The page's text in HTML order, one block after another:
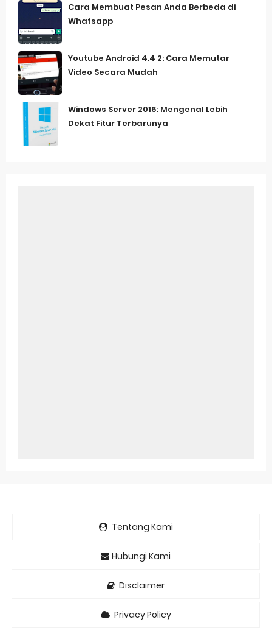
Cara Membuat Pesan Anda Berbeda di
Whatsapp
Youtube Android 4.4 2: Cara Memutar
Video Secara Mudah
Windows Server 2016: Mengenal Lebih
Dekat Fitur Terbarunya
Tentang Kami
Hubungi Kami
Disclaimer
Privacy Policy